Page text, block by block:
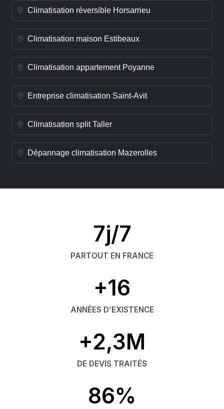
Climatisation réversible Horsarrieu
Climatisation maison Estibeaux
Climatisation appartement Poyanne
Entreprise climatisation Saint-Avit
Climatisation split Taller
Dépannage climatisation Mazerolles
7j/7
PARTOUT EN FRANCE
+16
ANNÉES D’EXISTENCE
+2,3M
DE DEVIS TRAITÉS
86%